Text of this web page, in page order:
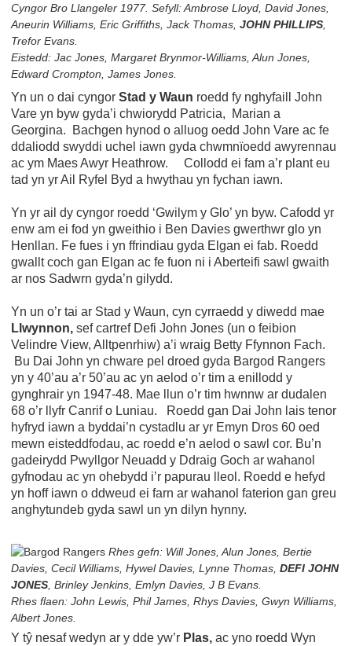
Cyngor Bro Llangeler 1977. Sefyll: Ambrose Lloyd, David Jones,
Aneurin Williams, Eric Griffiths, Jack Thomas, JOHN PHILLIPS
Trefor Evans.
Eistedd: Jac Jones, Margaret Brynmor-Williams, Alun Jones,
Edward Crompton, James Jones.
Yn un o dai cyngor Stad y Waun roedd fy nghyfaill John
Vare yn byw gyda’i chwiorydd Patricia, Marian a
Georgina. Bachgen hynod o alluog oedd John Vare ac fe
ddaliodd swyddi uchel iawn gyda chwmnïoedd awyrennau
ac ym Maes Awyr Heathrow. Collodd ei fam a’r plant eu
tad yn yr Ail Ryfel Byd a hwythau yn fychan iawn.
Yn yr ail dy cyngor roedd ‘Gwilym y Glo’ yn byw. Cafodd yr
enw am ei fod yn gweithio i Ben Davies gwerthwr glo yn
Henllan. Fe fues i yn ffrindiau gyda Elgan ei fab. Roedd
gwallt coch gan Elgan ac fe fuon ni i Aberteifi sawl gwaith
ar nos Sadwrn gyda’n gilydd.
Yn un o’r tai ar Stad y Waun, cyn cyrraedd y diwedd mae
Llwynnon, sef cartref Defi John Jones (un o feibion
Velindre View, Alltpenrhiw) a’i wraig Betty Ffynnon Fach.
Bu Dai John yn chware pel droed gyda Bargod Rangers
yn y 40’au a’r 50’au ac yn aelod o’r tim a enillodd y
gynghrair yn 1947-48. Mae llun o’r tim hwnnw ar dudalen
68 o’r llyfr Canrif o Luniau. Roedd gan Dai John lais tenor
hyfryd iawn a byddai’n cystadlu ar yr Emyn Dros 60 oed
mewn eisteddfodau, ac roedd e’n aelod o sawl cor. Bu’n
gadeirydd Pwyllgor Neuadd y Ddraig Goch ar wahanol
gyfnodau ac yn ohebydd i’r papurau lleol. Roedd e hefyd
yn hoff iawn o ddweud ei farn ar wahanol faterion gan greu
anghytundeb gyda sawl un yn dilyn hynny.
Rhes gefn: Will Jones, Alun Jones, Bertie
Davies, Cecil Williams, Hywel Davies, Lynne Thomas, DEFI JOHN
JONES , Brinley Jenkins, Emlyn Davies, J B Evans.
Rhes flaen: John Lewis, Phil James, Rhys Davies, Gwyn Williams,
Albert Jones.
Y tŷ nesaf wedyn ar y dde yw’r Plas, ac yno roedd Wyn